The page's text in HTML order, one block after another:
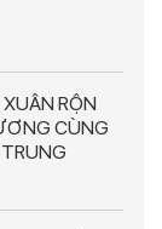
RỘN
CÙNG